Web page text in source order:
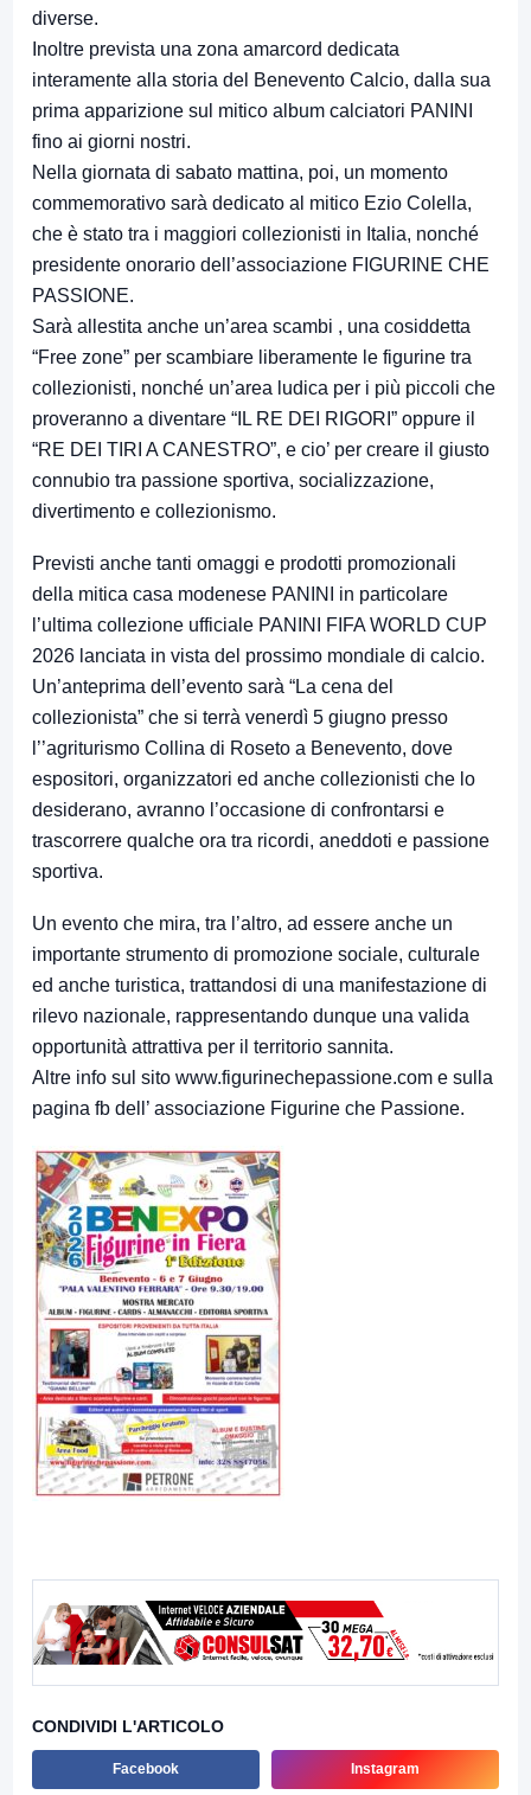
diverse.
Inoltre prevista una zona amarcord dedicata
interamente alla storia del Benevento Calcio, dalla sua
prima apparizione sul mitico album calciatori PANINI
fino ai giorni nostri.
Nella giornata di sabato mattina, poi, un momento
commemorativo sarà dedicato al mitico Ezio Colella,
che è stato tra i maggiori collezionisti in Italia, nonché
presidente onorario dell’associazione FIGURINE CHE
PASSIONE.
Sarà allestita anche un’area scambi , una cosiddetta
“Free zone” per scambiare liberamente le figurine tra
collezionisti, nonché un’area ludica per i più piccoli che
proveranno a diventare “IL RE DEI RIGORI” oppure il
“RE DEI TIRI A CANESTRO”, e cio’ per creare il giusto
connubio tra passione sportiva, socializzazione,
divertimento e collezionismo.
Previsti anche tanti omaggi e prodotti promozionali
della mitica casa modenese PANINI in particolare
l’ultima collezione ufficiale PANINI FIFA WORLD CUP
2026 lanciata in vista del prossimo mondiale di calcio.
Un’anteprima dell’evento sarà “La cena del
collezionista” che si terrà venerdì 5 giugno presso
l’’agriturismo Collina di Roseto a Benevento, dove
espositori, organizzatori ed anche collezionisti che lo
desiderano, avranno l’occasione di confrontarsi e
trascorrere qualche ora tra ricordi, aneddoti e passione
sportiva.
Un evento che mira, tra l’altro, ad essere anche un
importante strumento di promozione sociale, culturale
ed anche turistica, trattandosi di una manifestazione di
rilevo nazionale, rappresentando dunque una valida
opportunità attrattiva per il territorio sannita.
Altre info sul sito www.figurinechepassione.com e sulla
pagina fb dell’ associazione Figurine che Passione.
CONDIVIDI L'ARTICOLO
Facebook Instagram